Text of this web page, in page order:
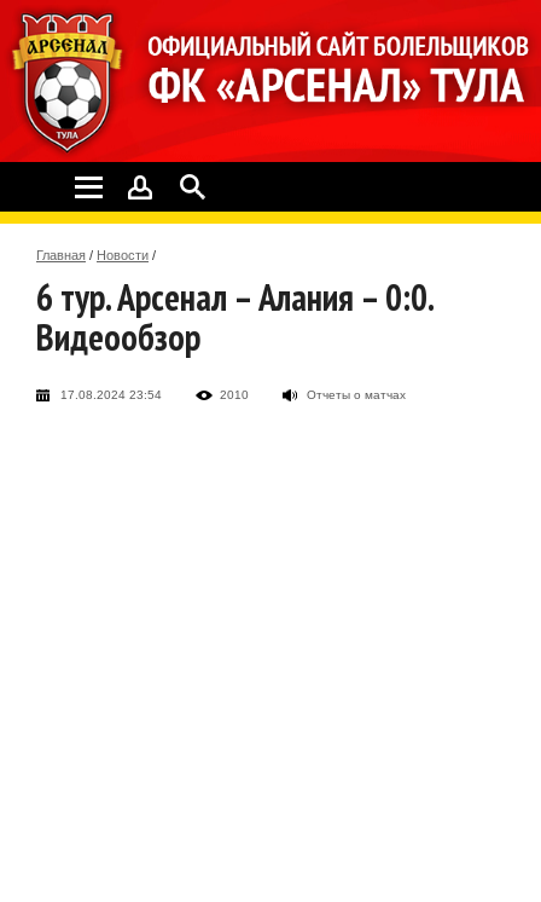
Главная / Новости /
6 тур. Арсенал – Алания – 0:0.
Видеообзор
17.08.2024 23:54 2010 Отчеты о матчах